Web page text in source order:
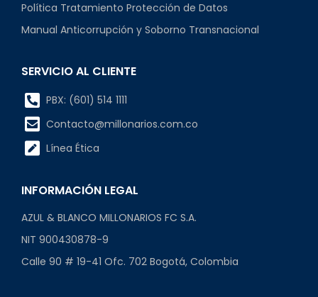
Política Tratamiento Protección de Datos
Manual Anticorrupción y Soborno Transnacional
SERVICIO AL CLIENTE
PBX: (601) 514 1111
Contacto@millonarios.com.co
Línea Ética
INFORMACIÓN LEGAL
AZUL & BLANCO MILLONARIOS FC S.A.
NIT 900430878-9
Calle 90 # 19-41 Ofc. 702 Bogotá, Colombia